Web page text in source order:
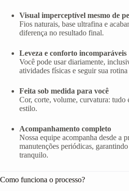
Visual imperceptível mesmo de
Fios naturais, base ultrafina e
diferença no resultado final.
Leveza e conforto incomparáveis
Você pode usar diariamente,
atividades físicas e seguir sua
Feita sob medida para você
Cor, corte, volume, curvatura: tudo
estilo.
Acompanhamento completo
Nossa equipe acompanha desde a
manutenções periódicas,
tranquilo.
Como funciona o processo?